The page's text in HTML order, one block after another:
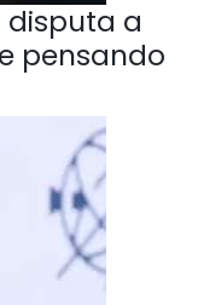
disputa a
pensando